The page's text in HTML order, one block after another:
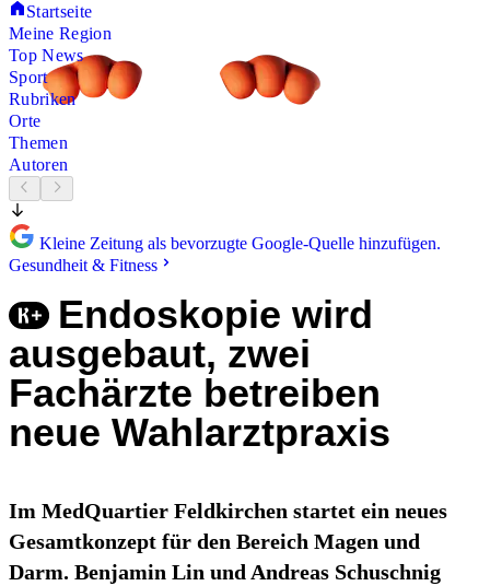
Startseite
Meine Region
Top News
Sport
Rubriken
Orte
Themen
Autoren
Kleine Zeitung als bevorzugte Google-Quelle hinzufügen.
Gesundheit & Fitness
Endoskopie wird
ausgebaut, zwei
Fachärzte betreiben
neue Wahlarztpraxis
Im MedQuartier Feldkirchen startet ein neues
Gesamtkonzept für den Bereich Magen und
Darm. Benjamin Lin und Andreas Schuschnig